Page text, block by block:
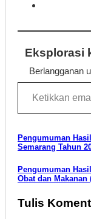
Eksplorasi
Berlangganan
Ketikkan email Anda...
Navigasi
Pengumuman
Semarang Tahun
Pengumuman
Obat dan Makanan
Tulis